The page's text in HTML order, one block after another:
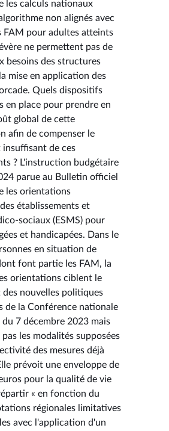
les calculs nationaux
non alignés avec
FAM pour adultes atteints
ne permettent pas de
besoins des structures
mise en application des
Quels dispositifs
en place pour prendre en
global de cette
afin de compenser le
de ces
? L'instruction budgétaire
parue au Bulletin officiel
les orientations
établissements et
sociaux (ESMS) pour
et handicapées. Dans le
en situation de
font partie les FAM, la
orientations ciblent le
nouvelles politiques
de la Conférence nationale
7 décembre 2023 mais
les modalités supposées
des mesures déjà
prévoit une enveloppe de
pour la qualité de vie
« en fonction du
régionales limitatives
avec l'application d'un